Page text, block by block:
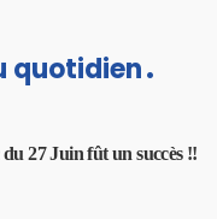
quotidien
27 Juin fût un succès !!